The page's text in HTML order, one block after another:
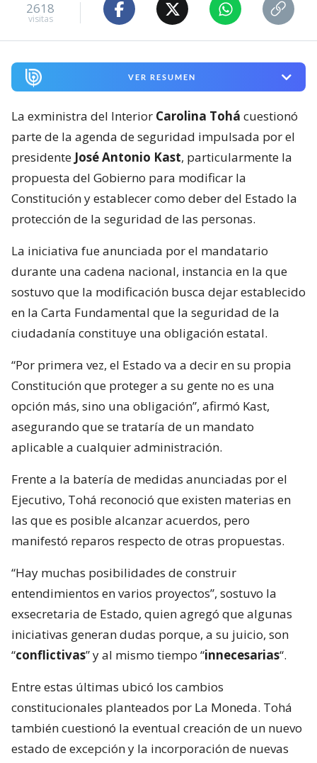
2618
visitas
VER RESUMEN
La exministra del Interior Carolina Tohá cuestionó
parte de la agenda de seguridad impulsada por el
presidente José Antonio Kast, particularmente la
propuesta del Gobierno para modificar la
Constitución y establecer como deber del Estado la
protección de la seguridad de las personas.
La iniciativa fue anunciada por el mandatario
durante una cadena nacional, instancia en la que
sostuvo que la modificación busca dejar establecido
en la Carta Fundamental que la seguridad de la
ciudadanía constituye una obligación estatal.
“Por primera vez, el Estado va a decir en su propia
Constitución que proteger a su gente no es una
opción más, sino una obligación”, afirmó Kast,
asegurando que se trataría de un mandato
aplicable a cualquier administración.
Frente a la batería de medidas anunciadas por el
Ejecutivo, Tohá reconoció que existen materias en
las que es posible alcanzar acuerdos, pero
manifestó reparos respecto de otras propuestas.
“Hay muchas posibilidades de construir
entendimientos en varios proyectos”, sostuvo la
exsecretaria de Estado, quien agregó que algunas
iniciativas generan dudas porque, a su juicio, son
“conflictivas” y al mismo tiempo “innecesarias“.
Entre estas últimas ubicó los cambios
constitucionales planteados por La Moneda. Tohá
también cuestionó la eventual creación de un nuevo
estado de excepción y la incorporación de nuevas